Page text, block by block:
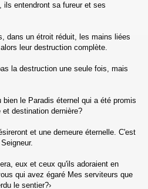
ils entendront sa fureur et ses
dans un étroit réduit, les mains liées
leur destruction complète.
la destruction une seule fois, mais
le Paradis éternel qui a été promis
destination dernière?
et une demeure éternelle. C'est
eux et ceux qu'ils adoraient en
qui avez égaré Mes serviteurs que
le sentier?›